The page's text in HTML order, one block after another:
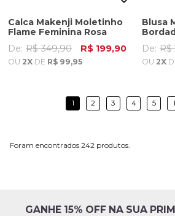
Calca Makenji Moletinho
Flame Feminina Rosa
De: R$ 349,90 R$ 199,90
OU 2X DE R$ 99,95
Blusa
De: R$
OU 2X
1 2 3 4 5
242
GANHE 15% OFF NA SUA